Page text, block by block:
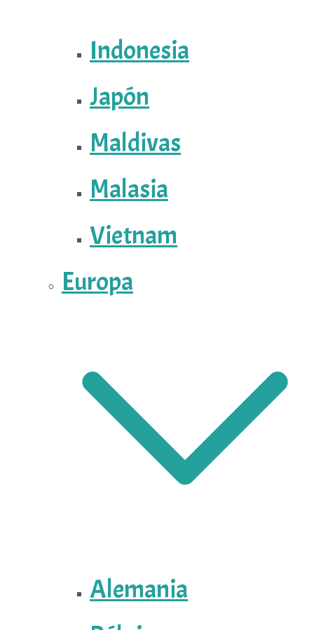
Indonesia
Japón
Maldivas
Malasia
Vietnam
Europa
Alemania